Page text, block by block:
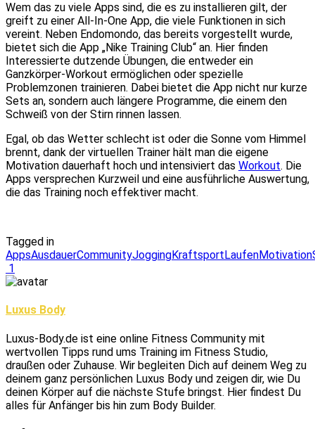
Wem das zu viele Apps sind, die es zu installieren gilt, der
greift zu einer All-In-One App, die viele Funktionen in sich
vereint. Neben Endomondo, das bereits vorgestellt wurde,
bietet sich die App „Nike Training Club“ an. Hier finden
Interessierte dutzende Übungen, die entweder ein
Ganzkörper-Workout ermöglichen oder spezielle
Problemzonen trainieren. Dabei bietet die App nicht nur kurze
Sets an, sondern auch längere Programme, die einem den
Schweiß von der Stirn rinnen lassen.
Egal, ob das Wetter schlecht ist oder die Sonne vom Himmel
brennt, dank der virtuellen Trainer hält man die eigene
Motivation dauerhaft hoch und intensiviert das Workout. Die
Apps versprechen Kurzweil und eine ausführliche Auswertung,
die das Training noch effektiver macht.
Tagged in
AppsAusdauerCommunityJoggingKraftsportLaufenMotivation
1
Luxus Body
Luxus-Body.de ist eine online Fitness Community mit
wertvollen Tipps rund ums Training im Fitness Studio,
draußen oder Zuhause. Wir begleiten Dich auf deinem Weg zu
deinem ganz persönlichen Luxus Body und zeigen dir, wie Du
deinen Körper auf die nächste Stufe bringst. Hier findest Du
alles für Anfänger bis hin zum Body Builder.